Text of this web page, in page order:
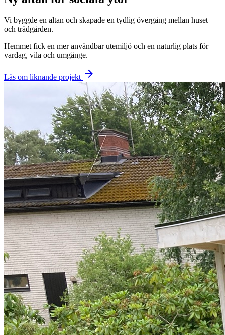
Vi byggde en altan och skapade en tydlig övergång mellan huset
och trädgården.
Hemmet fick en mer användbar utemiljö och en naturlig plats för
vardag, vila och umgänge.
Läs om liknande projekt arrow_forward